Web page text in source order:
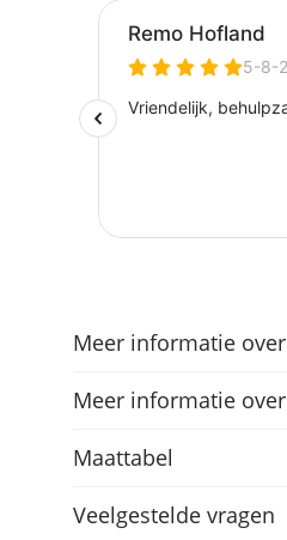
Meer informatie
Meer informatie
Maattabel
Veelgestelde vragen